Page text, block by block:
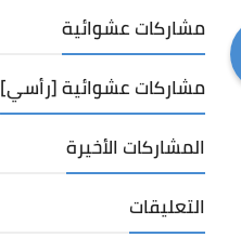
مشاركات عشوائية
مشاركات عشوائية [رأسي]
المشاركات الأخيرة
التعليقات